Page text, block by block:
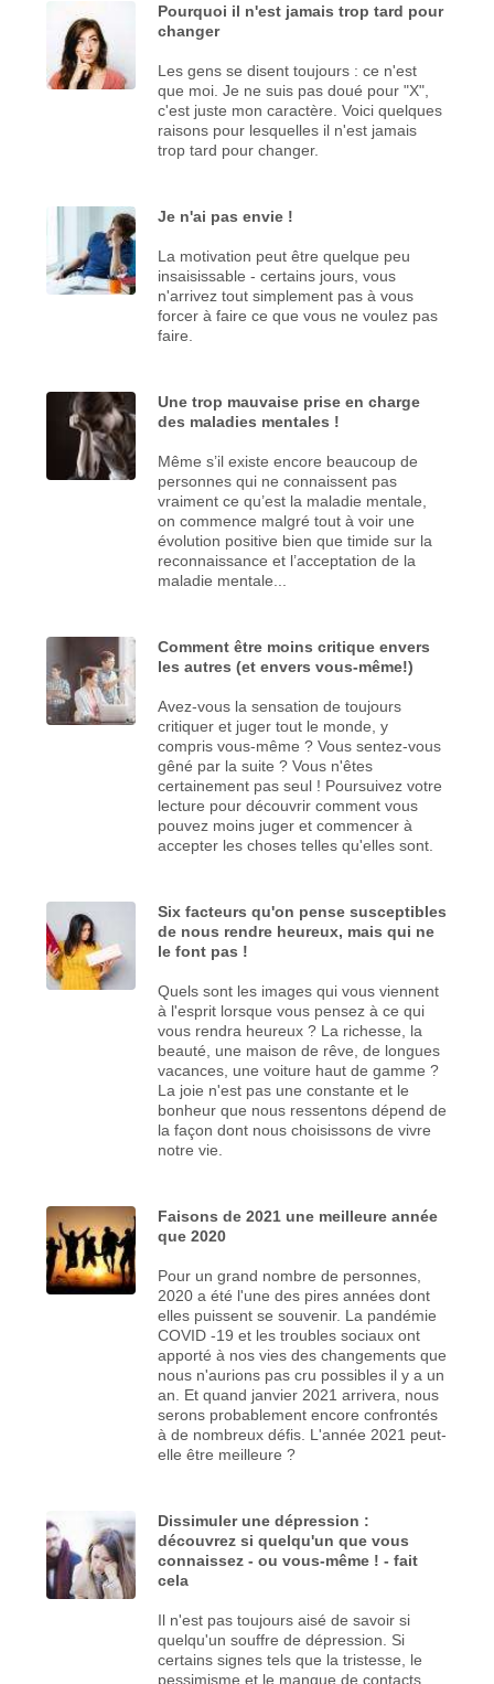
Pourquoi il n'est jamais trop tard pour
changer
Les gens se disent toujours : ce n'est
que moi. Je ne suis pas doué pour "X",
c'est juste mon caractère. Voici quelques
raisons pour lesquelles il n'est jamais
trop tard pour changer.
Je n'ai pas envie !
La motivation peut être quelque peu
insaisissable - certains jours, vous
n'arrivez tout simplement pas à vous
forcer à faire ce que vous ne voulez pas
faire.
Une trop mauvaise prise en charge
des maladies mentales !
Même s’il existe encore beaucoup de
personnes qui ne connaissent pas
vraiment ce qu’est la maladie mentale,
on commence malgré tout à voir une
évolution positive bien que timide sur la
reconnaissance et l’acceptation de la
maladie mentale...
Comment être moins critique envers
les autres (et envers vous-même!)
Avez-vous la sensation de toujours
critiquer et juger tout le monde, y
compris vous-même ? Vous sentez-vous
gêné par la suite ? Vous n'êtes
certainement pas seul ! Poursuivez votre
lecture pour découvrir comment vous
pouvez moins juger et commencer à
accepter les choses telles qu'elles sont.
Six facteurs qu'on pense susceptibles
de nous rendre heureux, mais qui ne
le font pas !
Quels sont les images qui vous viennent
à l'esprit lorsque vous pensez à ce qui
vous rendra heureux ? La richesse, la
beauté, une maison de rêve, de longues
vacances, une voiture haut de gamme ?
La joie n'est pas une constante et le
bonheur que nous ressentons dépend de
la façon dont nous choisissons de vivre
notre vie.
Faisons de 2021 une meilleure année
que 2020
Pour un grand nombre de personnes,
2020 a été l'une des pires années dont
elles puissent se souvenir. La pandémie
COVID -19 et les troubles sociaux ont
apporté à nos vies des changements que
nous n'aurions pas cru possibles il y a un
an. Et quand janvier 2021 arrivera, nous
serons probablement encore confrontés
à de nombreux défis. L'année 2021 peut-
elle être meilleure ?
Dissimuler une dépression :
découvrez si quelqu'un que vous
connaissez - ou vous-même ! - fait
cela
Il n'est pas toujours aisé de savoir si
quelqu'un souffre de dépression. Si
certains signes tels que la tristesse, le
pessimisme et le manque de contacts